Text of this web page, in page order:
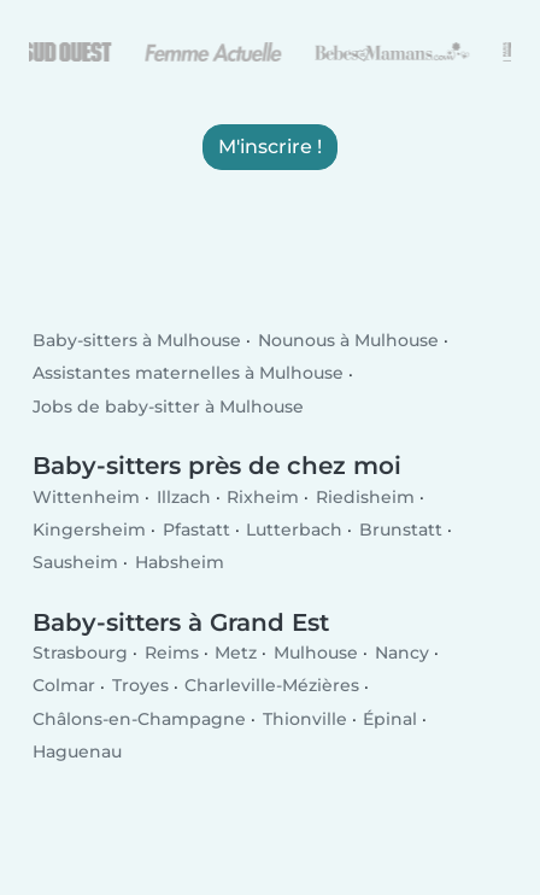
M'inscrire !
Baby-sitters à Mulhouse
Nounous à Mulhouse
Assistantes maternelles à Mulhouse
Jobs de baby-sitter à Mulhouse
Baby-sitters près de chez moi
Wittenheim Illzach Rixheim
Riedisheim
Kingersheim
Pfastatt Lutterbach
Brunstatt
Sausheim
Habsheim
Baby-sitters à Grand Est
Strasbourg Reims Metz Mulhouse
Nancy
Colmar
Troyes
Charleville-Mézières
Châlons-en-Champagne
Thionville
Épinal
Haguenau